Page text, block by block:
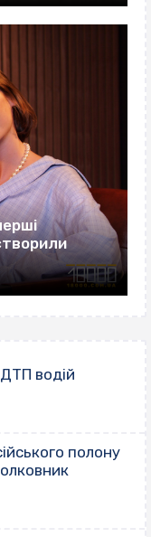
водій
полону